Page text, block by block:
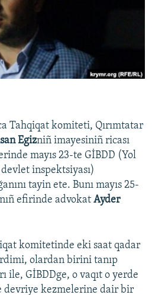
Tahqiqat komiteti, Qırımtatar
Egizniñ imayesiniñ ricası
mayıs 23-te GİBDD (Yol
inspektsiyası)
tayin ete. Bunı mayıs 25-
nıñ efirinde advokat Ayder
komitetinde eki saat qadar
olardan birini tanıp
ile, GİBDDge, o vaqıt o yerde
kezmelerine dair bir